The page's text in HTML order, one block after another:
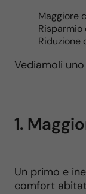
Maggiore
Riduzione
Vediamoli
1.
Un primo e
comfort